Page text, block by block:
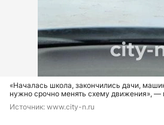
«Началась школа, закончились дачи,
нужно срочно менять схему движения», —
Источник: www.city-n.ru